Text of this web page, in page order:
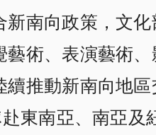
新南向政策，文
術、表演藝術、
續推動新南向地
東南亞、南亞及